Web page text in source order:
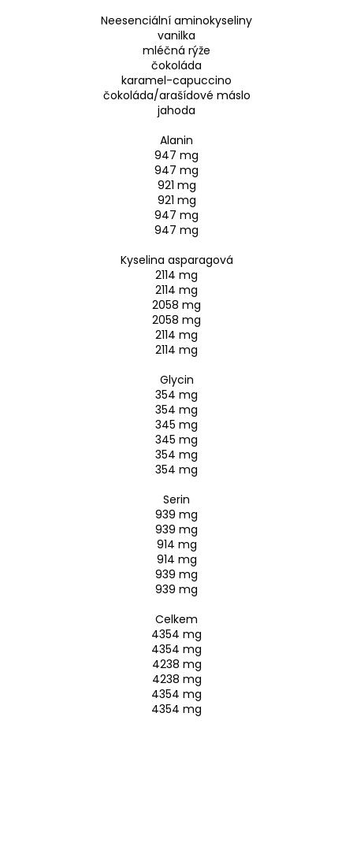
Neesenciální aminokyseliny
vanilka
mléčná rýže
čokoláda
karamel-capuccino
čokoláda/arašídové máslo
jahoda
Alanin
947 mg
947 mg
921 mg
921 mg
947 mg
947 mg
Kyselina asparagová
2114 mg
2114 mg
2058 mg
2058 mg
2114 mg
2114 mg
Glycin
354 mg
354 mg
345 mg
345 mg
354 mg
354 mg
Serin
939 mg
939 mg
914 mg
914 mg
939 mg
939 mg
Celkem
4354 mg
4354 mg
4238 mg
4238 mg
4354 mg
4354 mg